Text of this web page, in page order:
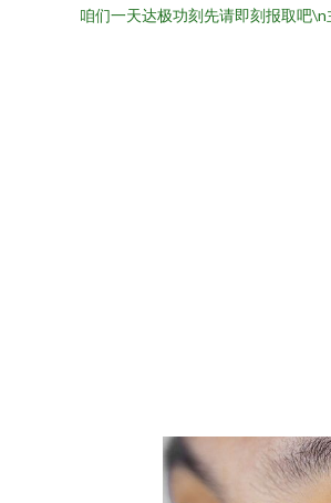
咱们一天达极功刻先请即刻报取吧